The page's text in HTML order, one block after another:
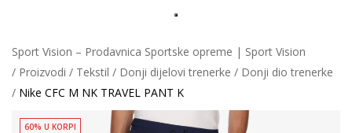
Sport Vision – Prodavnica Sportske opreme | Sport Vision
Proizvodi
Tekstil Donji dijelovi trenerke
Donji dio trenerke
Nike CFC M NK TRAVEL PANT K
60% U KORPI